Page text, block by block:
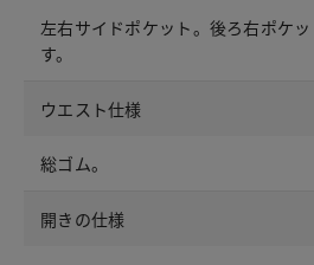
左右サイドポケット。後ろ右ポケ
す。
ウエスト仕様
総ゴム。
開きの仕様